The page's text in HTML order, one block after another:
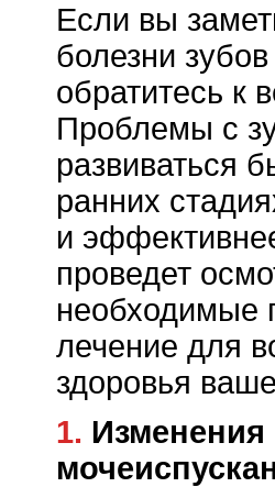
Если вы
болезни
обратитесь к
Проблемы с
развиваться
ранних
и
проведет
необходимые
лечение для
здоровья
1. Изменения в поведении и